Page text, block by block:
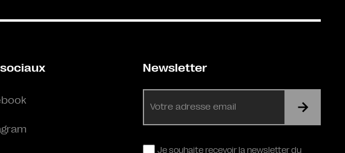
Newsletter
mail
RGPDJe souhaite recevoir la newsletter du